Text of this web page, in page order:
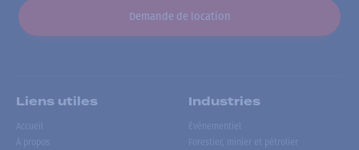
Demande de location
Liens utiles
Accueil
À propos
Industries
Événementiel
Forestier, minier et pétrolier